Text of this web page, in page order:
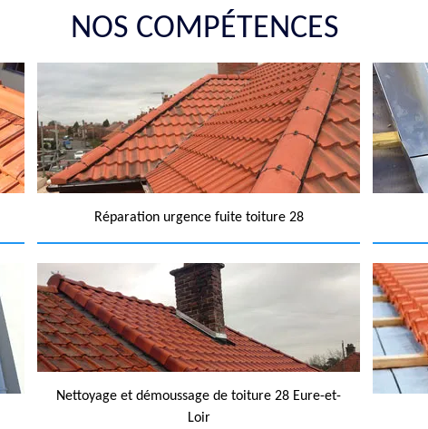
NOS COMPÉTENCES
Réparation urgence fuite toiture 28
Nettoyage et démoussage de toiture 28 Eure-et-
Loir